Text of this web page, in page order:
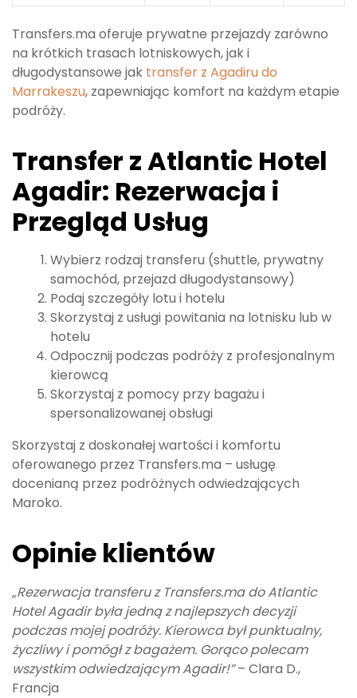
Transfers.ma oferuje prywatne przejazdy zarówno
na krótkich trasach lotniskowych, jak i
długodystansowe jak transfer z Agadiru do
Marrakeszu, zapewniając komfort na każdym etapie
podróży.
Transfer z Atlantic Hotel
Agadir: Rezerwacja i
Przegląd Usług
Wybierz rodzaj transferu (shuttle, prywatny
samochód, przejazd długodystansowy)
Podaj szczegóły lotu i hotelu
Skorzystaj z usługi powitania na lotnisku lub w
hotelu
Odpocznij podczas podróży z profesjonalnym
kierowcą
Skorzystaj z pomocy przy bagażu i
spersonalizowanej obsługi
Skorzystaj z doskonałej wartości i komfortu
oferowanego przez Transfers.ma – usługę
docenianą przez podróżnych odwiedzających
Maroko.
Opinie klientów
„Rezerwacja transferu z Transfers.ma do Atlantic
Hotel Agadir była jedną z najlepszych decyzji
podczas mojej podróży. Kierowca był punktualny,
życzliwy i pomógł z bagażem. Gorąco polecam
wszystkim odwiedzającym Agadir!”– Clara D.,
Francja